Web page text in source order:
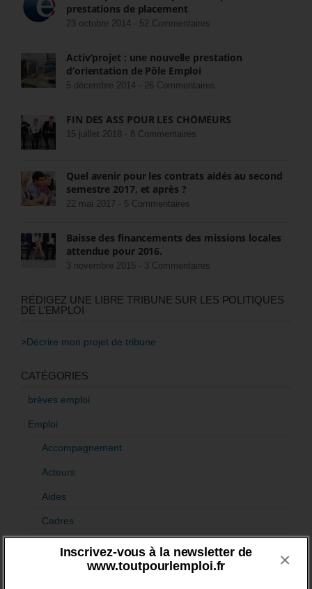
Inscrivez-vous à la newsletter de
www.toutpourlemploi.fr
×
prestations de placement
23 octobre 2014 - 52 Commentaires
Activ’projet : une nouvelle prestation
d’orientation de Pôle Emploi
5 décembre 2014 - 26 Commentaires
FIN DES ASS POUR LES CHÔMEURS
15 juillet 2018 - 8 Commentaires
Quel avenir pour les contrats aidés au second
semestre 2017, et après ?
22 mai 2017 - 5 Commentaires
Baisse des financements des missions locales
attendue pour 2016.
3 novembre 2015 - 3 Commentaires
RÉDIGEZ UNE LIBRE TRIBUNE SUR LES POLITIQUES
DE L’EMPLOI
>Décrire mon projet de tribune
CATÉGORIES
brèves emploi
Emploi
Accompagnement
Acteurs
Aides
Cadres
Demandeur emploi